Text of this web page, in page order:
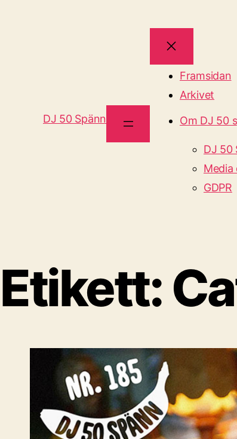
DJ 50 Spänn
Framsidan
Arkivet
Om DJ 50
DJ 50
Media
GDPR
Etikett: